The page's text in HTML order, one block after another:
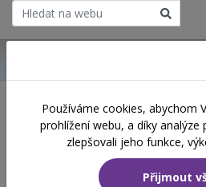
Školení
2026
Používáme cookies, abychom
prohlížení webu, a díky analýze
zlepšovali jeho funkce,
Přijmout